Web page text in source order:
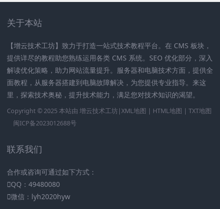
关于本站
【增云技术工坊】致力于打造一站式技术教程平台。在 CMS 板块，
提供详尽的教程助您熟练运用各类 CMS 系统。SEO 优化部分，深入
解读优化策略，助力网站流量提升。服务器和电脑技术方面，提供全
面教程，从服务器搭建到电脑故障解决，为您提供专业指导。来这
里，探索技术奥秘，提升技术能力，满足您对技术知识的渴望。
Copyright © 2025 本站由 增云技术工坊|XML地图 | HTML地图 | TXT地图
闽ICP备2023012688号
联系我们
合作或咨询可通过如下方式：
QQ：49480080
微信：lyh2020hyw